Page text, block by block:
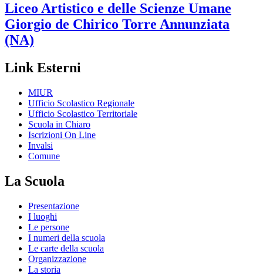
Liceo Artistico e delle Scienze Umane
Giorgio de Chirico Torre Annunziata
(NA)
Link Esterni
MIUR
Ufficio Scolastico Regionale
Ufficio Scolastico Territoriale
Scuola in Chiaro
Iscrizioni On Line
Invalsi
Comune
La Scuola
Presentazione
I luoghi
Le persone
I numeri della scuola
Le carte della scuola
Organizzazione
La storia